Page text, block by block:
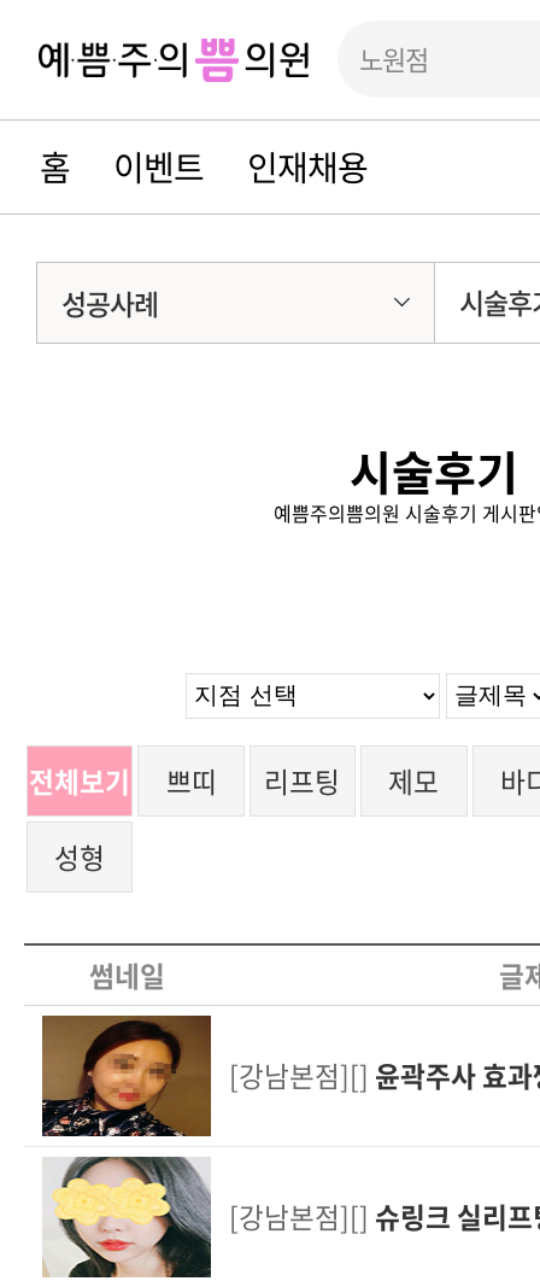
노원점
홈 이벤트 인재채용
성공사례 시술후
시술후기
예쁨주의쁨의원 시술후기 게시
전체보기 쁘띠 리프팅 제모
바
성형
썸네일 글
[강남본점][] 윤곽주사 효
[강남본점][] 슈링크 실리